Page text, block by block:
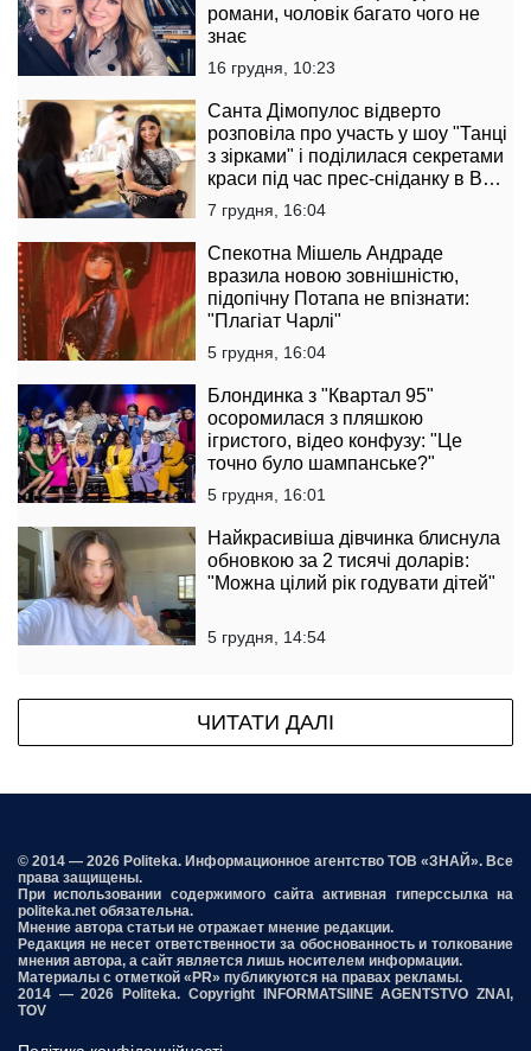
романи, чоловік багато чого не
знає
16 грудня, 10:23
Санта Дімопулос відверто
розповіла про участь у шоу "Танці
з зірками" і поділилася секретами
краси під час прес-сніданку в B
Boutique Bar
7 грудня, 16:04
Спекотна Мішель Андраде
вразила новою зовнішністю,
підопічну Потапа не впізнати:
"Плагіат Чарлі"
5 грудня, 16:04
Блондинка з "Квартал 95"
осоромилася з пляшкою
ігристого, відео конфузу: "Це
точно було шампанське?"
5 грудня, 16:01
Найкрасивіша дівчинка блиснула
обновкою за 2 тисячі доларів:
"Можна цілий рік годувати дітей"
5 грудня, 14:54
ЧИТАТИ ДАЛІ
© 2014 — 2026 Politeka. Информационное агентство ТОВ «ЗНАЙ». Все
права защищены.
При использовании содержимого сайта активная гиперссылка на
politeka.net обязательна.
Мнение автора статьи не отражает мнение редакции.
Редакция не несет ответственности за обоснованность и толкование
мнения автора, а сайт является лишь носителем информации.
Материалы с отметкой «PR» публикуются на правах рекламы.
2014 — 2026 Politeka. Copyright INFORMATSIINE AGENTSTVO ZNAI,
TOV